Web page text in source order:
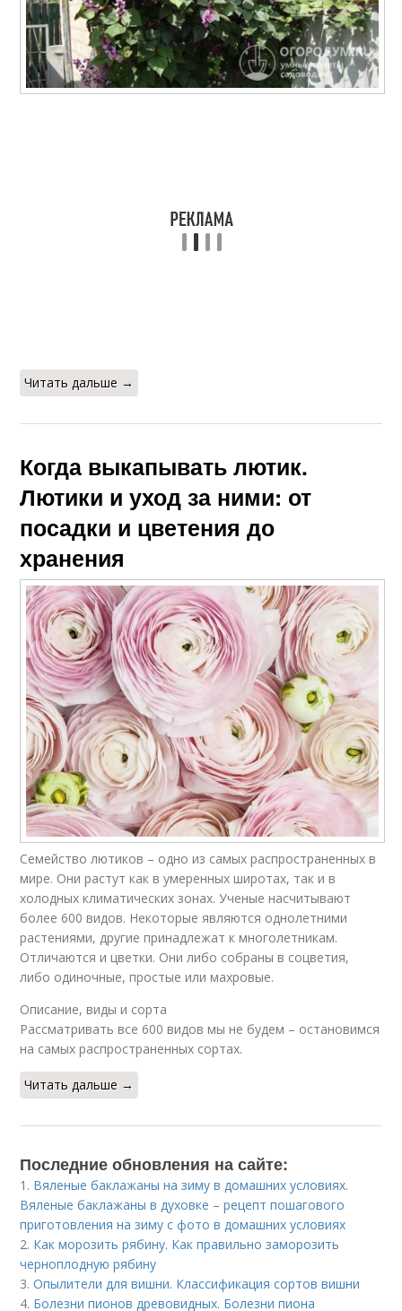
Читать дальше →
Когда выкапывать лютик.
Лютики и уход за ними: от
посадки и цветения до
хранения
Семейство лютиков – одно из самых распространенных в
мире. Они растут как в умеренных широтах, так и в
холодных климатических зонах. Ученые насчитывают
более 600 видов. Некоторые являются однолетними
растениями, другие принадлежат к многолетникам.
Отличаются и цветки. Они либо собраны в соцветия,
либо одиночные, простые или махровые.
Описание, виды и сорта
Рассматривать все 600 видов мы не будем – остановимся
на самых распространенных сортах.
Читать дальше →
Последние обновления на сайте:
1. Вяленые баклажаны на зиму в домашних условиях.
Вяленые баклажаны в духовке – рецепт пошагового
приготовления на зиму с фото в домашних условиях
2. Как морозить рябину. Как правильно заморозить
черноплодную рябину
3.Опылители для вишни. Классификация сортов вишни
4. Болезни пионов древовидных. Болезни пиона